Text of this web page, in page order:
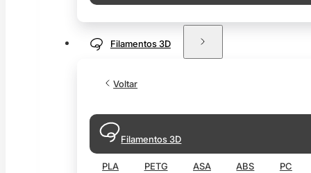
Filamentos 3D
Voltar
Filamentos 3D
PLA PETG ASA ABS PC